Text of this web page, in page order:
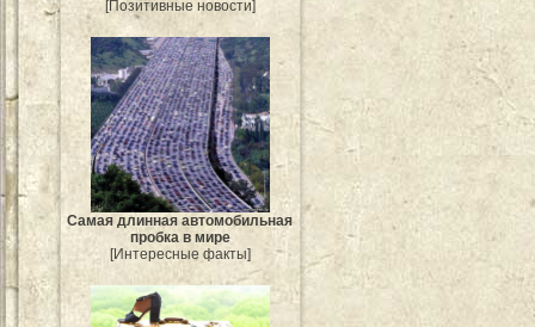
[Позитивные новости]
Самая длинная автомобильная
пробка в мире
[Интересные факты]